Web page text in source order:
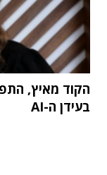
הקוד מאיץ,
בעידן ה-AI